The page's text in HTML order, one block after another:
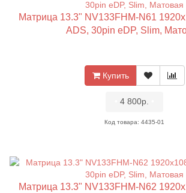
Матрица 13.3" NV133FHM-N61
ADS, 30pin eDP, Slim,
Купить
4 800р.
Код товара: 4435-01
Матрица 13.3" NV133FHM-N62